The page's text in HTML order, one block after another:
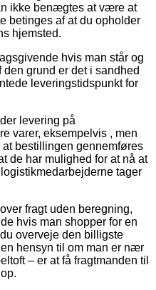
ikke benægtes at være at
betinges af at du opholder
hjemsted.
hvis man står og
grund er det i sandhed
leveringstidspunkt for
levering på
varer, eksempelvis , men
bestillingen gennemføres
de har mulighed for at nå at
tager
fragt uden beregning,
hvis man shopper for en
overveje den billigste
hensyn til om man er nær
– er at få fragtmanden til